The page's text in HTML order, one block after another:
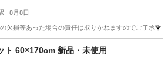
8月8日
欠損等あった場合の責任は取りかねますのでご了承下
岩駅
ト 60×170cm 新品・未使用